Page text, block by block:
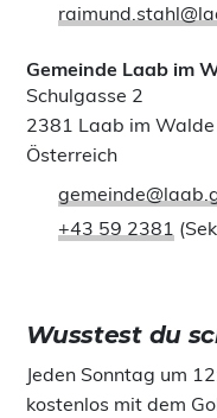
Gemeinde Laab im
Schulgasse 2
2381 Laab im Walde
Österreich
+43 59 2381
Wusstest du
Jeden Sonntag um
kostenlos mit dem